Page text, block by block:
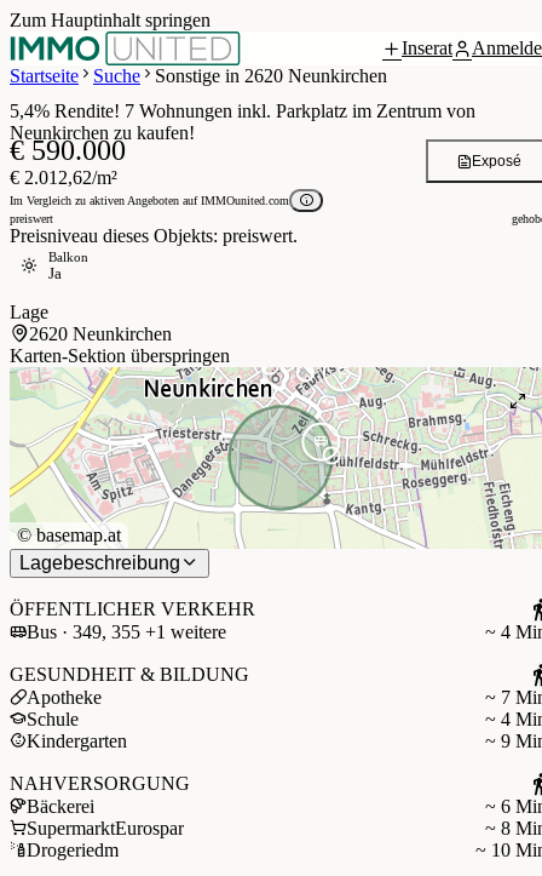
Zum Hauptinhalt springen
Inserat
Startseite
Suche Sonstige in 2620 Neunkirchen
/ 15Grundriss
5,4% Rendite! 7 Wohnungen inkl. Parkplatz im Zentrum von
Neunkirchen zu kaufen!
€ 590.000
€ 2.012,62/m²
Im Vergleich zu aktiven Angeboten auf IMMOunited.com
preiswert
Preisniveau dieses Objekts: preiswert.
Exposé
Balkon
Ja
Lage
2620 Neunkirchen
Karten-Sektion überspringen
© basemap.at
Lagebeschreibung
ÖFFENTLICHER VERKEHR
Bus · 349, 355 +1 weitere
~ 4
GESUNDHEIT & BILDUNG
Apotheke
~ 7
Schule
~ 4
Kindergarten
~ 9
NAHVERSORGUNG
Bäckerei
~ 6
SupermarktEurospar
~ 8
Drogeriedm
~ 10